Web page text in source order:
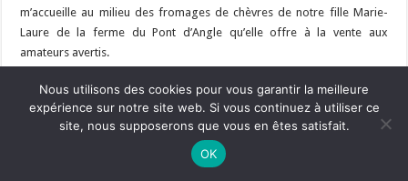
m’accueille au milieu des fromages de chèvres de notre fille Marie-
Laure de la ferme du Pont d’Angle qu’elle offre à la vente aux
amateurs avertis.
C’est sa grand-mère paternelle, née Guillet de la Brosse, et grand-
mère maternelle de Christophe de la Bouvrie (et de 52 autres petits
enfants), qui a hérité, en 1923, de Marie Berthe de Chaigneau (1848-
1923), décédée célibataire, sans postérité ; elle tenait Brangolo de sa
mère, née Le Milloc’h, ancienne famille de notaires royaux et d’alloués
Ne manquez pas la nouveauté de Bernard Rio "LA REVOLUTION DES
CLIQUEZ ICI POUR EN SAVOIR PLUS
Nous utilisons des cookies pour vous garantir la meilleure
expérience sur notre site web. Si vous continuez à utiliser ce
site, nous supposerons que vous en êtes satisfait.
OK